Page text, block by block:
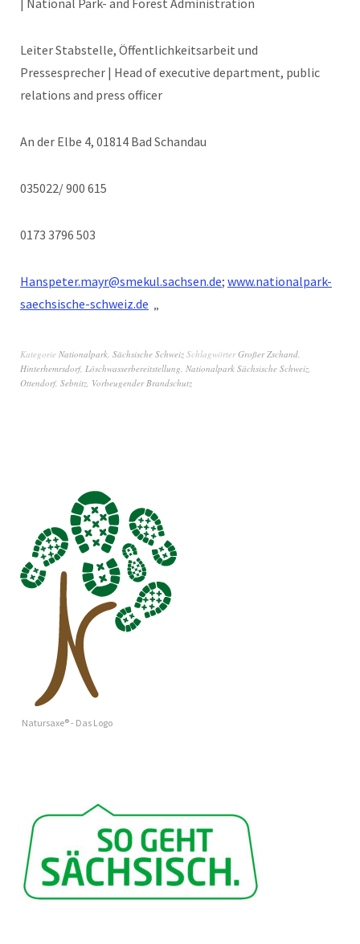
| National Park- and Forest Administration
Leiter Stabstelle, Öffentlichkeitsarbeit und
Pressesprecher | Head of executive department, public
relations and press officer
An der Elbe 4, 01814 Bad Schandau
035022/ 900 615
0173 3796 503
Hanspeter.mayr@smekul.sachsen.de; www.nationalpark-
saechsische-schweiz.de „
Kategorie Nationalpark, Sächsische Schweiz SchlagwörterGroßer Zschand,
Hinterhemrsdorf, Löschwasserbereitstellung, Nationalpark Sächsische Schweiz,
Ottendorf, Sebnitz, Vorbeugender Brandschutz
Natursaxe® - Das Logo